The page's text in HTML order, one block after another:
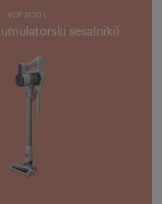
VCP 3130 L
sesalniki)